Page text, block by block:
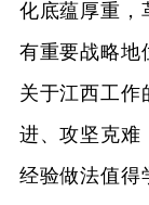
化底蕴厚重，
有重要战略地
关于江西工作
进、攻坚克难
经验做法值得